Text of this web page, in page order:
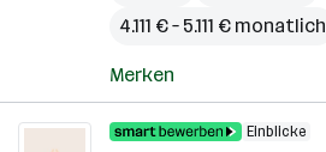
4.111 € – 5.111 € monatlich
Merken
Einblicke